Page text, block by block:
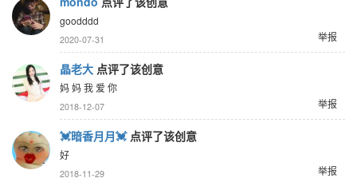
goodddd
举报
2020-07-31
晶老大 点评了该创意
妈 妈 我 爱 你
举报
2018-12-07
💓暗香月月💓点评了该创意
好
举报
2018-11-29